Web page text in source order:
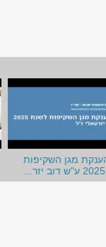
מגן השקיפות